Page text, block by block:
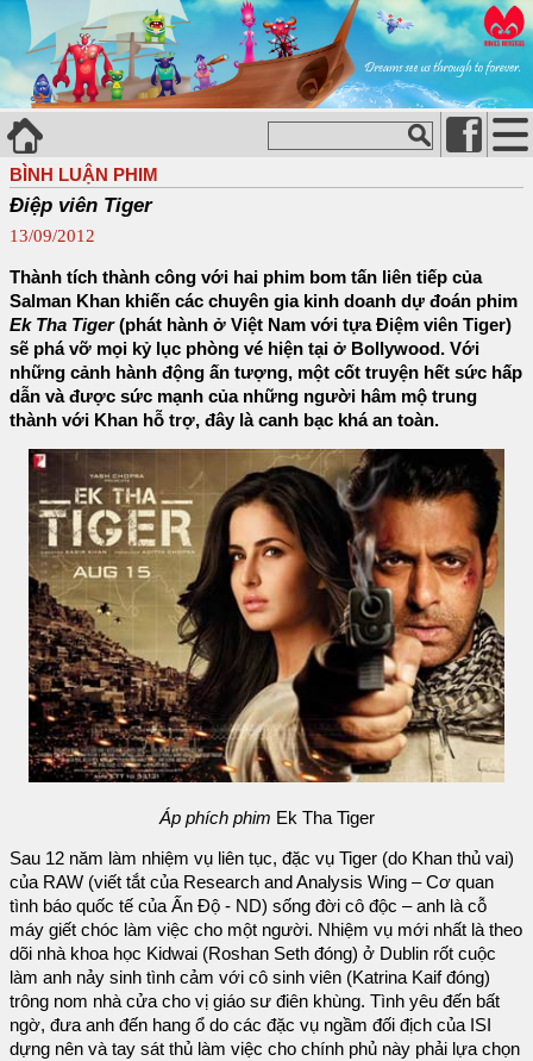
BÌNH LUẬN PHIM
Điệp viên Tiger
13/09/2012
Thành tích thành công với hai phim bom tấn liên tiếp của
Salman Khan khiến các chuyên gia kinh doanh dự đoán phim
Ek Tha Tiger(phát hành ở Việt Nam với tựa Điệm viên Tiger)
sẽ phá vỡ mọi kỷ lục phòng vé hiện tại ở Bollywood. Với
những cảnh hành động ấn tượng, một cốt truyện hết sức hấp
dẫn và được sức mạnh của những người hâm mộ trung
thành với Khan hỗ trợ, đây là canh bạc khá an toàn.
Áp phích phim Ek Tha Tiger
Sau 12 năm làm nhiệm vụ liên tục, đặc vụ Tiger (do Khan thủ vai)
của RAW (viết tắt của Research and Analysis Wing – Cơ quan
tình báo quốc tế của Ấn Độ - ND) sống đời cô độc – anh là cỗ
máy giết chóc làm việc cho một người. Nhiệm vụ mới nhất là theo
dõi nhà khoa học Kidwai (Roshan Seth đóng) ở Dublin rốt cuộc
làm anh nảy sinh tình cảm với cô sinh viên (Katrina Kaif đóng)
trông nom nhà cửa cho vị giáo sư điên khùng. Tình yêu đến bất
ngờ, đưa anh đến hang ổ do các đặc vụ ngầm đối địch của ISI
dựng nên và tay sát thủ làm việc cho chính phủ này phải lựa chọn